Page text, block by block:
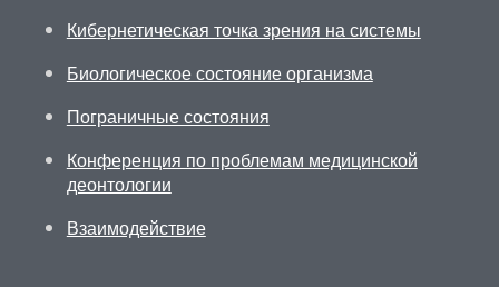
Кибернетическая точка зрения на системы
Биологическое состояние организма
Пограничные состояния
Конференция по проблемам медицинской
деонтологии
Взаимодействие